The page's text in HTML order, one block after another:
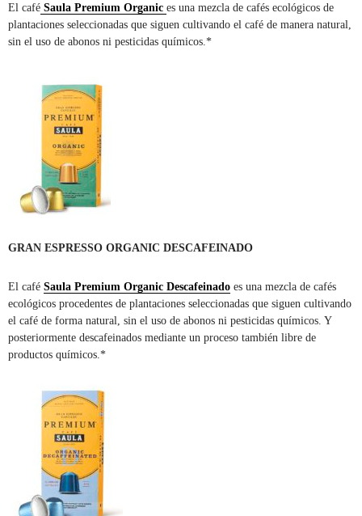
El café Saula Premium Organic es una mezcla de cafés ecológicos de
plantaciones seleccionadas que siguen cultivando el café de manera natural,
sin el uso de abonos ni pesticidas químicos.*
GRAN ESPRESSO ORGANIC DESCAFEINADO
El café Saula Premium Organic Descafeinado es una mezcla de cafés
ecológicos procedentes de plantaciones seleccionadas que siguen cultivando
el café de forma natural, sin el uso de abonos ni pesticidas químicos. Y
posteriormente descafeinados mediante un proceso también libre de
productos químicos.*